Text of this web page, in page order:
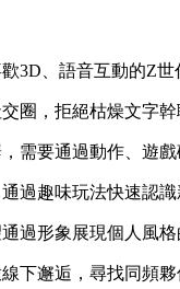
3D、語音互動的Z世
圈，拒絕枯燥文字幹
需要通過動作、遊戲
過趣味玩法快速認識
過形象展現個人風格
下邂逅，尋找同頻夥